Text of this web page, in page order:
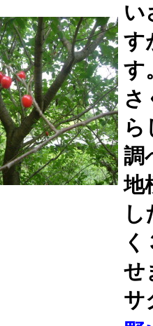
い
す
す
さ
ら
調
地
せ
サ